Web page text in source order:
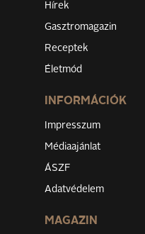
Hírek
Gasztromagazin
Receptek
Életmód
INFORMÁCIÓK
Impresszum
Médiaajánlat
ÁSZF
Adatvédelem
MAGAZIN